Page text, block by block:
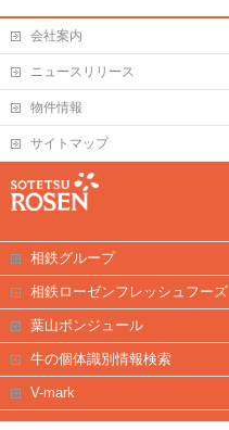
会社案内
ニュースリリース
物件情報
サイトマップ
相鉄グループ
相鉄ローゼンフレッシュフーズ
葉山ボンジュール
牛の個体識別情報検索
V-mark